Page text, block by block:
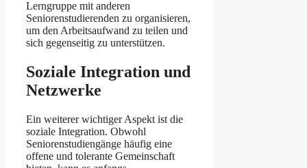
Lerngruppe mit anderen
Seniorenstudierenden zu organisieren,
um den Arbeitsaufwand zu teilen und
sich gegenseitig zu unterstützen.
Soziale Integration und
Netzwerke
Ein weiterer wichtiger Aspekt ist die
soziale Integration. Obwohl
Seniorenstudiengänge häufig eine
offene und tolerante Gemeinschaft